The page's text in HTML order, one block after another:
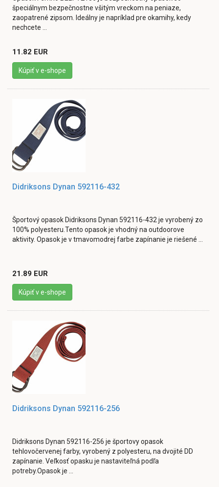
špeciálnym bezpečnostne všitým vreckom na peniaze,
zaopatrené zipsom. Ideálny je napríklad pre okamihy, kedy
nechcete ...
11.82 EUR
Kúpiť v e-shope
Didriksons Dynan 592116-432
Športový opasok Didriksons Dynan 592116-432 je vyrobený zo
100% polyesteru.Tento opasok je vhodný na outdoorove
aktivity. Opasok je v tmavomodrej farbe zapínanie je riešené ...
21.89 EUR
Kúpiť v e-shope
Didriksons Dynan 592116-256
Didriksons Dynan 592116-256 je športovy opasok
tehlovočervenej farby, vyrobený z polyesteru, na dvojité DD
zapínanie. Veľkosť opasku je nastaviteľná podľa
potreby.Opasok je ...